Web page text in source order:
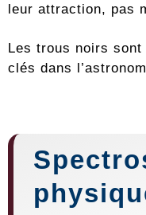
leur attraction, pas
Les trous noirs sont
clés dans